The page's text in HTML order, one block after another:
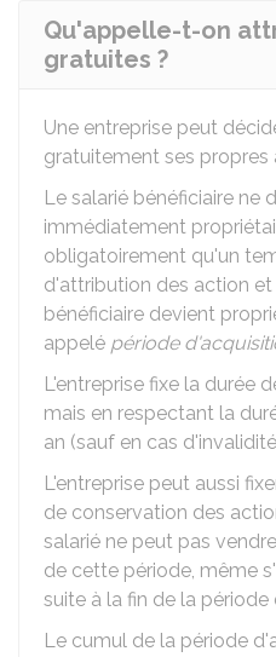
Qu'appelle-t-on
gratuites ?
Une entreprise peut
gratuitement ses propres
Le salarié bénéficiaire ne
immédiatement
obligatoirement qu'un
d'attribution des action
bénéficiaire devient
appelé période
L'entreprise fixe la durée
mais en respectant la
an (sauf en cas
L'entreprise peut aussi
de conservation des
salarié ne peut pas
de cette période, même
suite à la fin de la période
Le cumul de la période